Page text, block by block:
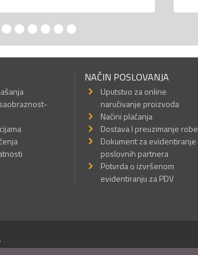
NAČIN POSLOVANJA
Uputstvo za online
naručivanje proizvoda
Načini plaćanja
Dostava I preuzimanje robe
Dokument za evidentiranje
poslovnih partnera
Potvrda o izvršenom
evidentiranju za PDV